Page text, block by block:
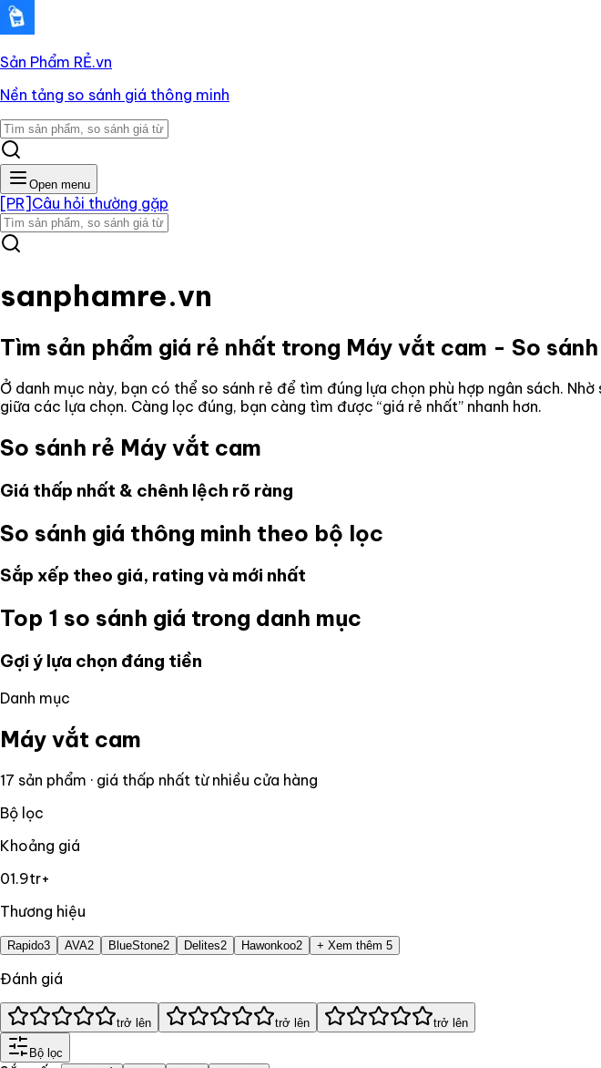
Sản Phẩm RẺ.vn
Nền tảng so sánh giá thông minh
Open menu
[PR] Câu hỏi thường gặp
sanphamre.vn
Tìm sản phẩm giá rẻ nhất trong Máy vắt cam - So
Ở danh mục này, bạn có thể so sánh rẻ để tìm đúng lựa chọn phù hợp ngân sách.
giữa các lựa chọn. Càng lọc đúng, bạn càng tìm được “giá rẻ nhất” nhanh hơn.
So sánh rẻ Máy vắt cam
Giá thấp nhất & chênh lệch rõ ràng
So sánh giá thông minh theo bộ lọc
Sắp xếp theo giá, rating và mới nhất
Top 1 so sánh giá trong danh mục
Gợi ý lựa chọn đáng tiền
Danh mục
Máy vắt cam
17 sản phẩm · giá thấp nhất từ nhiều cửa hàng
Bộ lọc
Khoảng giá
01.9tr+
Thương hiệu
Rapido3 AVA2 BlueStone2 Delites2 Hawonkoo2 + Xem thêm 5
Đánh giá
trở lên trở lên trở lên
Bộ lọc